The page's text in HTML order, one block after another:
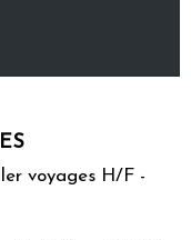
voyages H/F -